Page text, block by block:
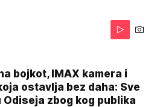
bojkot, IMAX kamera i
ostavlja bez daha: Sve
Odiseja zbog kog publika